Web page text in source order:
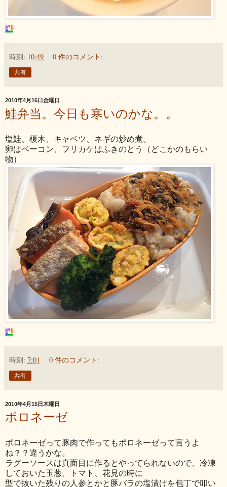
時刻: 10:49 0 件のコメント:
共有
2010年4月16日金曜日
鮭弁当。今日も寒いのかな。。
塩鮭、榎木、キャベツ、ネギの炒め煮。
卵はベーコン、フリカケはふきのとう（どこかのもらい
物）
時刻: 7:01 0 件のコメント:
共有
2010年4月15日木曜日
ポロネーゼ
ポロネーゼって豚肉で作ってもポロネーゼって言うよ
ね？？違うかな。
ラグーソースは真面目に作るとやってられないので、冷凍
しておいた玉葱、トマト、花見の時に
型で抜いた残りの人参とかと豚バラの塩漬けを包丁で叩い